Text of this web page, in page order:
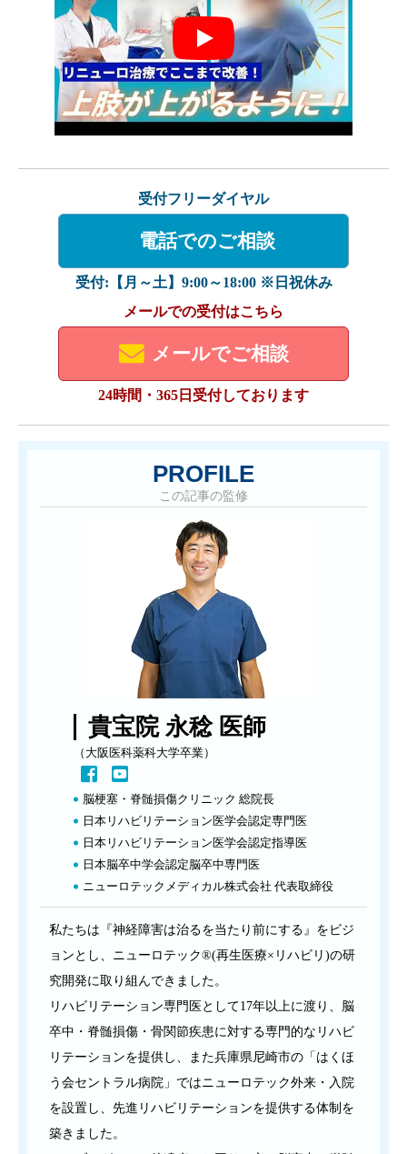
Play
受付フリーダイヤル
電話でのご相談
受付:【月～土】9:00～18:00 ※日祝休み
メールでの受付はこちら
メールでご相談
24時間・365日受付しております
PROFILE
この記事の監修
貴宝院 永稔 医師
（大阪医科薬科大学卒業）
脳梗塞・脊髄損傷クリニック 総院長
日本リハビリテーション医学会認定専門医
日本リハビリテーション医学会認定指導医
日本脳卒中学会認定脳卒中専門医
ニューロテックメディカル株式会社 代表取締役
私たちは『神経障害は治るを当たり前にする』をビジ
ョンとし、ニューロテック®(再生医療×リハビリ)の研
究開発に取り組んできました。
リハビリテーション専門医として17年以上に渡り、脳
卒中・脊髄損傷・骨関節疾患に対する専門的なリハビ
リテーションを提供し、また兵庫県尼崎市の「はくほ
う会セントラル病院」ではニューロテック外来・入院
を設置し、先進リハビリテーションを提供する体制を
築きました。